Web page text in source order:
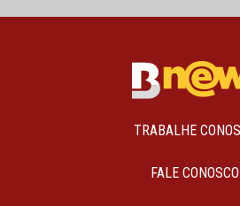
TRABALHE
FALE CONOSCO